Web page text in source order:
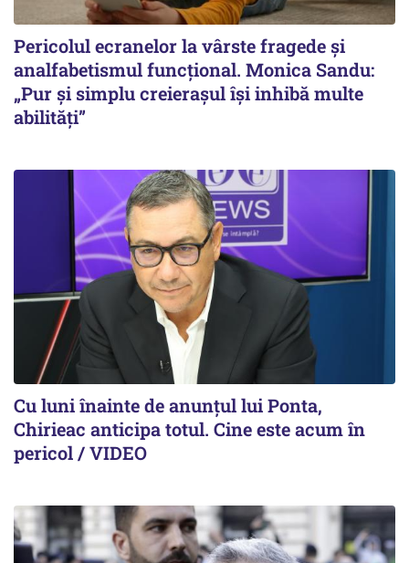
Pericolul ecranelor la vârste fragede și
analfabetismul funcțional. Monica Sandu:
„Pur și simplu creierașul își inhibă multe
abilități”
Cu luni înainte de anunțul lui Ponta,
Chirieac anticipa totul. Cine este acum în
pericol / VIDEO